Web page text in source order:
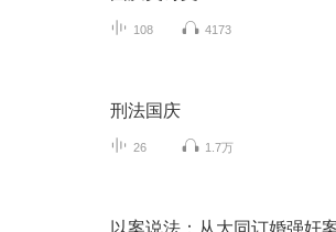
108 4173
刑法国庆
26 1.7万
以案说法：从大同订婚强奸